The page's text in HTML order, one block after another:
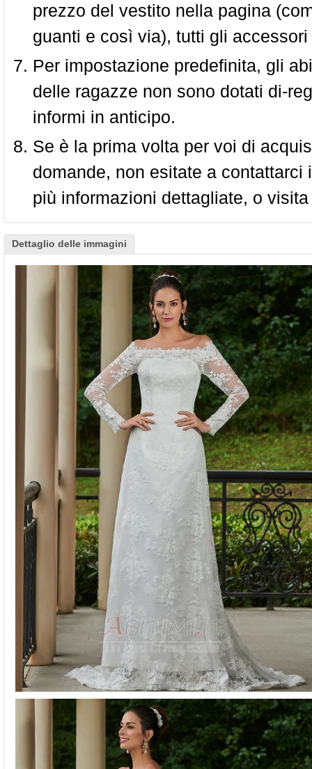
prezzo del vestito nella pagina
guanti e così via), tutti gli
Per impostazione predefinita, gli
delle ragazze non sono dotati di-
informi in anticipo.
Se è la prima volta per voi di
domande, non esitate a
più informazioni dettagliate, o
Dettaglio delle immagini